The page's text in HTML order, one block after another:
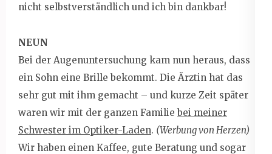
nicht selbstverständlich und ich bin dankbar!
NEUN
Bei der Augenuntersuchung kam nun heraus, dass
ein Sohn eine Brille bekommt. Die Ärztin hat das
sehr gut mit ihm gemacht – und kurze Zeit später
waren wir mit der ganzen Familiebei meiner
Schwester im Optiker-Laden. (Werbung von Herzen)
Wir haben einen Kaffee, gute Beratung und sogar